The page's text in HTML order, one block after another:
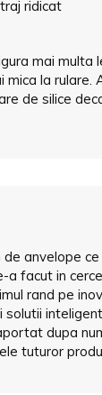
ridicat
mai
la
de silice
anvelope
a facut in
rand pe
solutii
dupa
tuturor